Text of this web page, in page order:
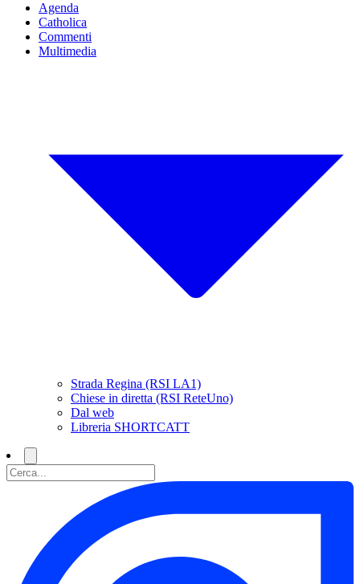
Agenda
Catholica
Commenti
Multimedia
Strada Regina (RSI LA1)
Chiese in diretta (RSI ReteUno)
Dal web
Libreria SHORTCATT